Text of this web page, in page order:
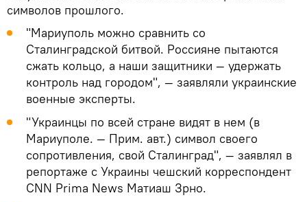
символов прошлого.
"Мариуполь можно сравнить со
Сталинградской битвой. Россияне пытаются
сжать кольцо, а наши защитники — удержать
контроль над городом", — заявляли украинские
военные эксперты.
"Украинцы по всей стране видят в нем (в
Мариуполе. — Прим. авт.) символ своего
сопротивления, свой Сталинград", — заявлял в
репортаже с Украины чешский корреспондент
CNN Prima News Матиаш Зрно.